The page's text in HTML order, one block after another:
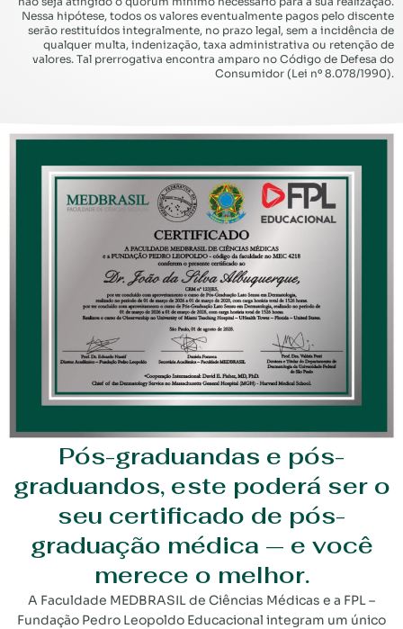
Nessa hipótese, todos os valores eventualmente pagos pelo discente
serão restituídos integralmente, no prazo legal, sem a incidência de
qualquer multa, indenização, taxa administrativa ou retenção de
valores. Tal prerrogativa encontra amparo no Código de Defesa do
Consumidor (Lei nº 8.078/1990).
Pós-graduandas e pós-
graduandos, este poderá ser o
seu certificado de pós-
graduação médica — e você
merece o melhor.
A Faculdade MEDBRASIL de Ciências Médicas e a FPL –
Fundação Pedro Leopoldo Educacional integram um único